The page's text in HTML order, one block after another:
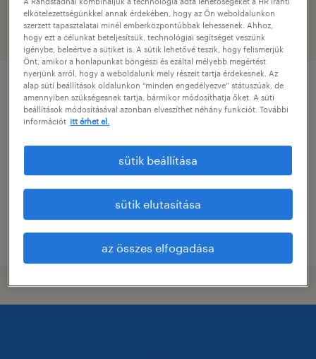
szűrő
irányítási rendszer koordinátor
tiszaújváros, borsod-abaúj-zemplén
határozatlan idejű
főiskolai, egyetemi végzettség / university
megjelenítve ekkor: 5 augusztus 2026
elkötelezettségünkkel annak érdekében, hogy az Ön weboldalunkon
szerzett tapasztalatai minél emberközpontúbbak lehessenek. Ahhoz,
hogy ezt a célunkat beteljesítsük, technológiai segítséget veszünk
igénybe, beleértve a sütiket is. A sütik lehetővé teszik, hogy felismerjük
Önt, amikor a honlapunkat böngészi és ezáltal mélyebb megértést
nyerjünk arról, hogy a weboldalunk mely részeit tartja érdekesnek. Az
alap süti beállítások oldalunkon “minden engedélyezve” státuszúak, de
amennyiben szükségesnek tartja, bármikor módosíthatja őket. A süti
beállítások módosításával azonban elveszíthet néhány funkciót. További
információt itt érhet el.
sütik beállítása
sütik elutasítása
az összes elfogadása